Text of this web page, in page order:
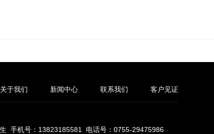
关于我们 新闻中心 联系我们 客户见证
手机号：13823185581 电话号：0755-29475986